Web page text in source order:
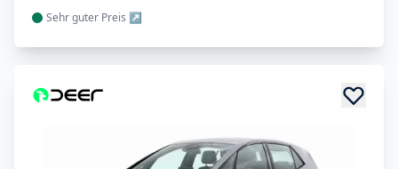
Sehr guter Preis